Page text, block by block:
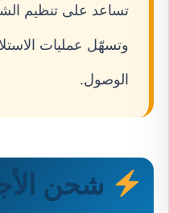
تساعد على تنظيم
وتسهّل عمليات
الوصول.
شحن